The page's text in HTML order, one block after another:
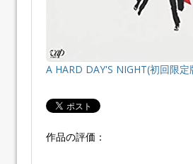
A HARD DAY'S NIGHT(初回限
作品の評価：